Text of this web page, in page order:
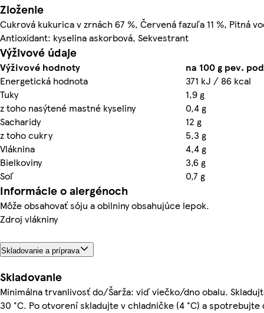
Zloženie
Cukrová kukurica v zrnách 67 %, Červená fazuľa 11 %, Pitná
Antioxidant: kyselina askorbová, Sekvestrant
Výživové údaje
Výživové hodnoty
na 100 g pev.
Energetická hodnota
371 kJ / 86 kcal
Tuky
1,9 g
z toho nasýtené mastné kyseliny
0,4 g
Sacharidy
12 g
z toho cukry
5,3 g
Vláknina
4,4 g
Bielkoviny
3,6 g
Soľ
0,7 g
Informácie o alergénoch
Môže obsahovať sóju a obilniny obsahujúce lepok.
Zdroj vlákniny
Skladovanie a príprava
Skladovanie
Minimálna trvanlivosť do/Šarža: viď viečko/dno obalu.
30 °C. Po otvorení skladujte v chladničke (4 °C) a spotrebujte